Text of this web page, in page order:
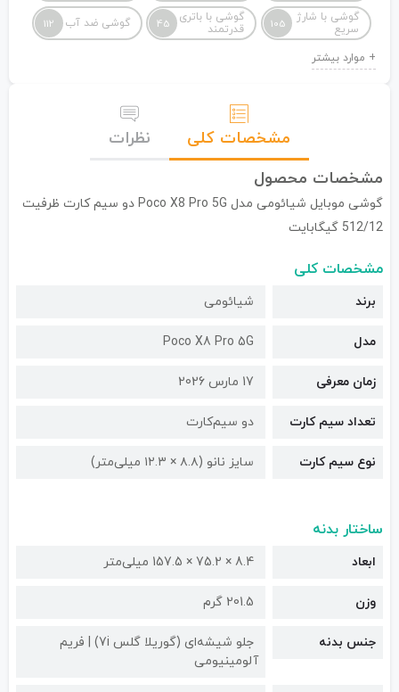
گوشی با شارژ
سریع
105
گوشی با باتری
قدرتمند
45 گوشی ضد آب 112
مشخصات کلی
نظرات
مشخصات محصول
گوشی موبایل شیائومی مدل Poco X8 Pro 5G دو سیم کارت ظرفیت
512/12 گیگابایت
مشخصات کلی
برند شیائومی
مدل Poco X8 Pro 5G
زمان معرفی 17 مارس 2026
تعداد سیم کارت دو سیم‌کارت
نوع سیم کارت سایز نانو (۸.۸ × ۱۲.۳ میلی‌متر)
ساختار بدنه
ابعاد 8.4 × 75.2 × 157.5 میلی‌متر
وزن 201.5 گرم
جنس بدنه
جلو شیشه‌ای (گوریلا گلس 7i) | فریم
آلومینیومی